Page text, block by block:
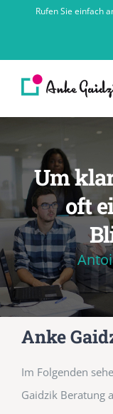
springen
Rufen Sie einfach
Um
oft
Anke
Im Folgenden
Gaidzik Beratung